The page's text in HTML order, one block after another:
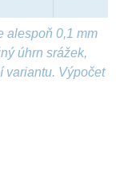
alespoň 0,1 mm
úhrn srážek,
variantu. Výpočet